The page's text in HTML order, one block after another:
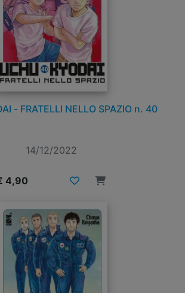
- FRATELLI NELLO SPAZIO n. 40
14/12/2022
4,90